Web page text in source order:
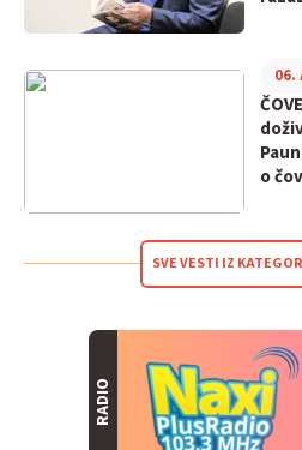
o
06.
SVE VESTI IZ
RADIO